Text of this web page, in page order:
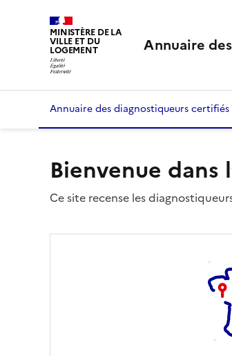
MINISTÈRE DE LA
VILLE ET DU
LOGEMENT Annuaire
Annuaire des diagnostiqueurs certifiés
Bienvenue
Ce site recense les